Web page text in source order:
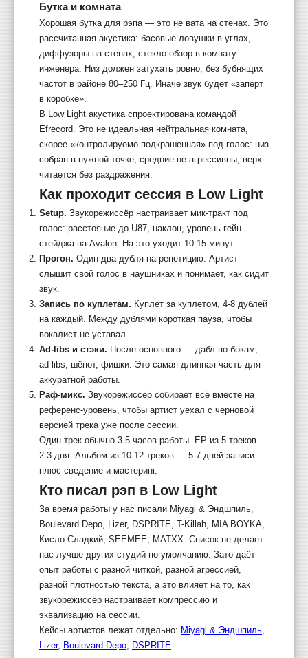
Бутка и комната
Хорошая бутка для рэпа — это не вата на стенах. Это
рассчитанная акустика: басовые ловушки в углах,
диффузоры на стенах, стекло-обзор в комнату
инженера. Низ должен затухать ровно, без бубнящих
частот в районе 80–250 Гц. Иначе звук будет «заперт
в коробке».
В Low Light акустика спроектирована командой
Efrecord. Это не идеальная нейтральная комната,
скорее «контролируемо подкрашенная» под голос: низ
собран в нужной точке, средние не агрессивны, верх
читается без раздражения.
Как проходит сессия в Low Light
Setup. Звукорежиссёр настраивает мик-тракт под
голос: расстояние до U87, наклон, уровень гейн-
стейджа на Avalon. На это уходит 10-15 минут.
Прогон. Один-два дубля на репетицию. Артист
слышит свой голос в наушниках и понимает, как сидит
звук.
Запись по куплетам. Куплет за куплетом, 4-8 дублей
на каждый. Между дублями короткая пауза, чтобы
вокалист не уставал.
Ad-libs и стэки. После основного — дабл по бокам,
ad-libs, шёпот, фишки. Это самая длинная часть для
аккуратной работы.
Раф-микс. Звукорежиссёр собирает всё вместе на
референс-уровень, чтобы артист уехал с черновой
версией трека уже после сессии.
Один трек обычно 3-5 часов работы. EP из 5 треков —
2-3 дня. Альбом из 10-12 треков — 5-7 дней записи
плюс сведение и мастеринг.
Кто писал рэп в Low Light
За время работы у нас писали Miyagi & Эндшпиль,
Boulevard Depo, Lizer, DSPRITE, T-Killah, MIA BOYKA,
Кисло-Сладкий, SEEMEE, MATXX. Список не делает
нас лучше других студий по умолчанию. Зато даёт
опыт работы с разной читкой, разной агрессией,
разной плотностью текста, а это влияет на то, как
звукорежиссёр настраивает компрессию и
эквализацию на сессии.
Кейсы артистов лежат отдельно: Miyagi & Эндшпиль,
Lizer, Boulevard Depo, DSPRITE.